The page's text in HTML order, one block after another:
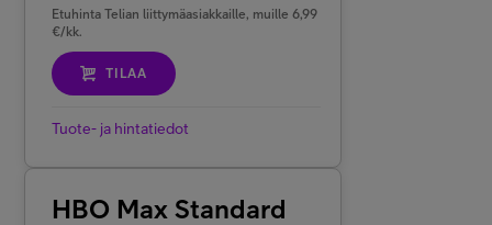
Etuhinta Telian liittymäasiakkaille, muille 6,99
€/kk.
TILAA
Tuote- ja hintatiedot
HBO Max Standard